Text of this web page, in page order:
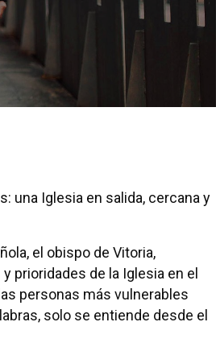
una Iglesia en salida, cercana y
el obispo de Vitoria,
prioridades de la Iglesia en el
personas más vulnerables
solo se entiende desde el